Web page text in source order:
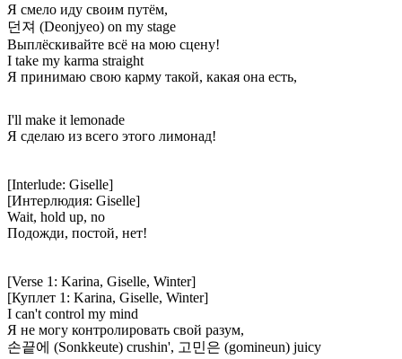
Я смело иду своим путём,
던져 (Deonjyeo) on my stage
Выплёскивайте всё на мою сцену!
I take my karma straight
Я принимаю свою карму такой, какая она есть,
I'll make it lemonade
Я сделаю из всего этого лимонад!
[Interlude: Giselle]
[Интерлюдия: Giselle]
Wait, hold up, nо
Подожди, постой, нет!
[Verse 1: Karina, Giselle, Winter]
[Куплет 1: Karina, Giselle, Winter]
I can't control my mind
Я не могу контролировать свой разум,
손끝에 (Sonkkeute) crushin', 고민은 (gomineun) juicy